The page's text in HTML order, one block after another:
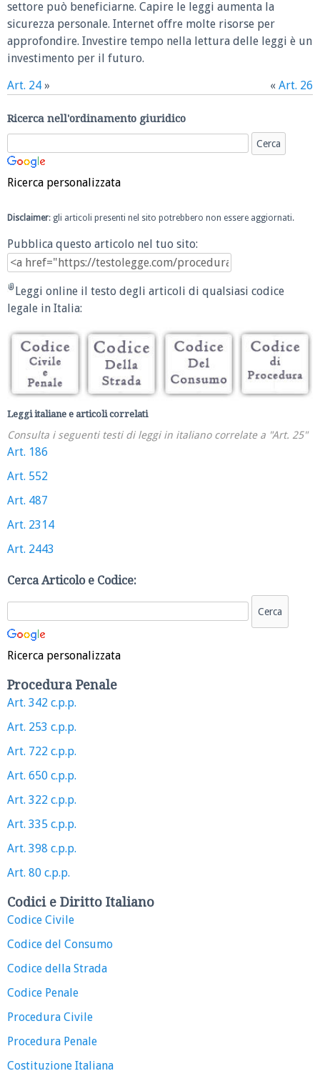
settore può beneficiarne. Capire le leggi aumenta la
sicurezza personale. Internet offre molte risorse per
approfondire. Investire tempo nella lettura delle leggi è un
investimento per il futuro.
Art. 24 » « Art. 26
Ricerca nell'ordinamento giuridico
Ricerca personalizzata
Disclaimer: gli articoli presenti nel sito potrebbero non essere aggiornati.
Pubblica questo articolo nel tuo sito:
Leggi online il testo degli articoli di qualsiasi codice
legale in Italia:
Leggi italiane e articoli correlati
Consulta i seguenti testi di leggi in italiano correlate a "Art. 25"
Art. 186
Art. 552
Art. 487
Art. 2314
Art. 2443
Cerca Articolo e Codice:
Ricerca personalizzata
Procedura Penale
Art. 342 c.p.p.
Art. 253 c.p.p.
Art. 722 c.p.p.
Art. 650 c.p.p.
Art. 322 c.p.p.
Art. 335 c.p.p.
Art. 398 c.p.p.
Art. 80 c.p.p.
Codici e Diritto Italiano
Codice Civile
Codice del Consumo
Codice della Strada
Codice Penale
Procedura Civile
Procedura Penale
Costituzione Italiana